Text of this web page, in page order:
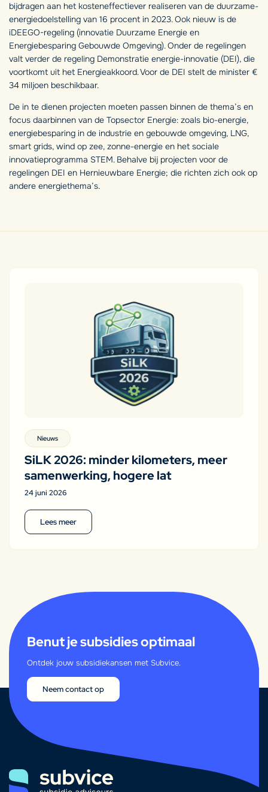
bijdragen aan het kosteneffectiever realiseren van de duurzame-
energiedoelstelling van 16 procent in 2023. Ook nieuw is de
iDEEGO-regeling (innovatie Duurzame Energie en
Energiebesparing Gebouwde Omgeving). Onder de regelingen
valt verder de regeling Demonstratie energie-innovatie (DEI), die
voortkomt uit het Energieakkoord. Voor de DEI stelt de minister €
34 miljoen beschikbaar.
De in te dienen projecten moeten passen binnen de thema’s en
focus daarbinnen van de Topsector Energie: zoals bio-energie,
energiebesparing in de industrie en gebouwde omgeving, LNG,
smart grids, wind op zee, zonne-energie en het sociale
innovatieprogramma STEM. Behalve bij projecten voor de
regelingen DEI en Hernieuwbare Energie; die richten zich ook op
andere energiethema’s.
Nieuws
SiLK 2026: minder kilometers, meer
samenwerking, hogere lat
24 juni 2026
Lees meer
Benut je subsidies optimaal
Ontdek jouw subsidiekansen met Subvice.
Neem contact op